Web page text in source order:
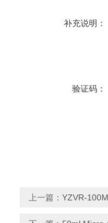
补充说明：
验证码：
上一篇： YZVR-